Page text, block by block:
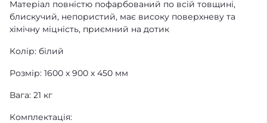
Матеріал повністю пофарбований по всій товщині,
блискучий, непористий, має високу поверхневу та
хімічну міцність, приємний на дотик
Колір: білий
Розмір: 1600 x 900 x 450 мм
Вага: 21 кг
Комплектація: